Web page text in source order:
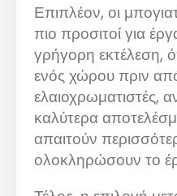
Επιπλέον, οι
πιο προσιτοί για
γρήγορη
ενός χώρου πριν
ελαιοχρωματιστές,
καλύτερα
απαιτούν
ολοκληρώσουν το